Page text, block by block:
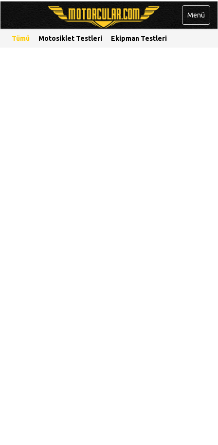
Menü
Tümü Motosiklet Testleri Ekipman Testleri